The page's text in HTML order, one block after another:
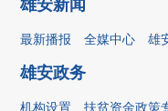
雄安新闻
最新播报 全媒中心 雄
雄安政务
机构设置 扶贫资金政策